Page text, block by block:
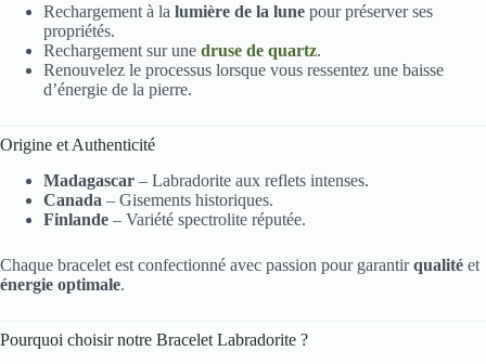
Rechargement à la lumière de la lune pour préserver ses
propriétés.
Rechargement sur une druse de quartz.
Renouvelez le processus lorsque vous ressentez une baisse
d’énergie de la pierre.
Origine et Authenticité
Madagascar – Labradorite aux reflets intenses.
Canada – Gisements historiques.
Finlande – Variété spectrolite réputée.
Chaque bracelet est confectionné avec passion pour garantirqualité et
énergie optimale.
Pourquoi choisir notre Bracelet Labradorite ?